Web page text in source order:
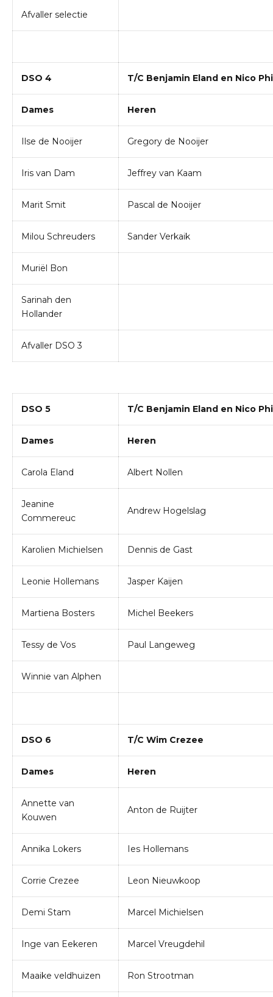
Afvaller selectie
DSO 4 T/C Benjamin Eland en Nico
Dames Heren
Ilse de Nooijer Gregory de Nooijer
Iris van Dam Jeffrey van Kaam
Marit Smit Pascal de Nooijer
Milou Schreuders Sander Verkaik
Muriël Bon
Sarinah den
Hollander
Afvaller DSO 3
DSO 5 T/C Benjamin Eland en Nico
Dames Heren
Carola Eland Albert Nollen
Jeanine
Commereuc
Andrew Hogelslag
Karolien Michielsen Dennis de Gast
Leonie Hollemans Jasper Kaijen
Martiena Bosters Michel Beekers
Tessy de Vos Paul Langeweg
Winnie van Alphen
DSO 6 T/C Wim Crezee
Dames Heren
Annette van
Kouwen
Anton de Ruijter
Annika Lokers Ies Hollemans
Corrie Crezee Leon Nieuwkoop
Demi Stam Marcel Michielsen
Inge van Eekeren Marcel Vreugdehil
Maaike veldhuizen Ron Strootman